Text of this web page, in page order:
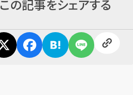
この記事をシェアする